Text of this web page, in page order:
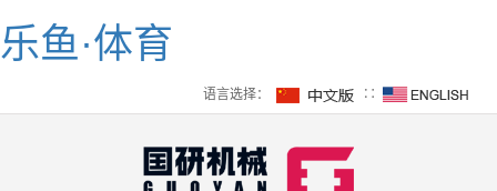
乐鱼·体育
语言选择： ∷